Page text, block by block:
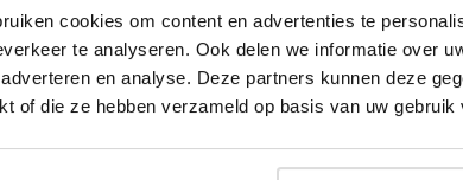
cookies om content en advertenties te
te analyseren. Ook delen we informatie over
en analyse. Deze partners kunnen deze
of die ze hebben verzameld op basis van uw gebruik
mooi en schept veel sfeer, het is
ook eenvoudig te plaatsen.
verpakt
bedrijf